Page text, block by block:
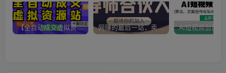
【全自动成交虚拟资源站】站长唯一陪跑项目！月入10W+~长期稳定~ 网赚的最后一站，卖项目！做网赚顶级猎食者~